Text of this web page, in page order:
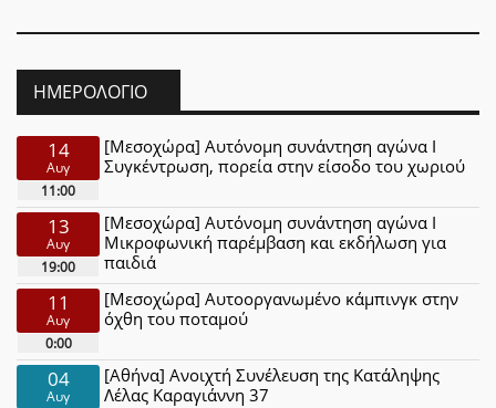
ΗΜΕΡΟΛΌΓΙΟ
14
Αυγ
11:00
[Μεσοχώρα] Αυτόνομη συνάντηση αγώνα Ι
Συγκέντρωση, πορεία στην είσοδο του χωριού
13
Αυγ
19:00
[Μεσοχώρα] Αυτόνομη συνάντηση αγώνα Ι
Μικροφωνική παρέμβαση και εκδήλωση για
παιδιά
11
Αυγ
0:00
[Μεσοχώρα] Αυτοοργανωμένο κάμπινγκ στην
όχθη του ποταμού
04
Αυγ
[Αθήνα] Ανοιχτή Συνέλευση της Κατάληψης
Λέλας Καραγιάννη 37